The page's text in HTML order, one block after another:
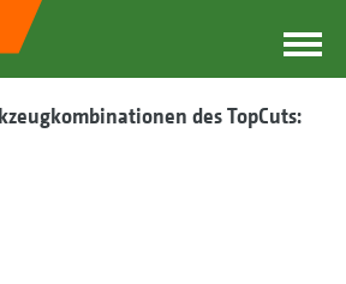
des TopCuts: